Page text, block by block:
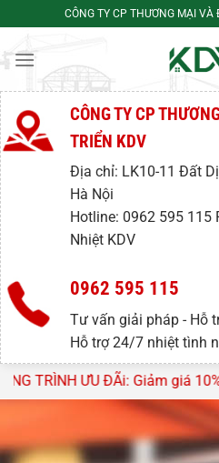
nội
CÔNG TY CP THƯƠNG MẠI
CÔNG TY CP
TRIỂN KDV
Địa chỉ: LK10-11 Đất
Hà Nội
Hotline: 0962 595 115
Nhiệt KDV
0962 595 115
Tư vấn giải pháp - Hỗ
Hỗ trợ 24/7 nhiệt tình
Giảm giá 10% tất cả các